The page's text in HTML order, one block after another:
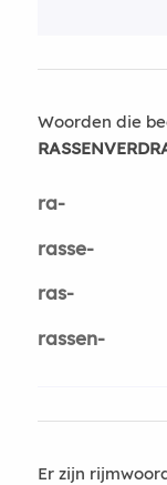
Woorden die
ra-
rasse-
ras-
rassen-
Er zijn